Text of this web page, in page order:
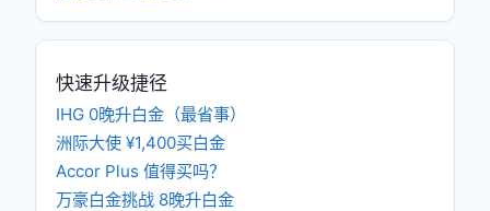
快速升级捷径
IHG 0晚升白金（最省事）
洲际大使 ¥1,400买白金
Accor Plus 值得买吗？
万豪白金挑战 8晚升白金